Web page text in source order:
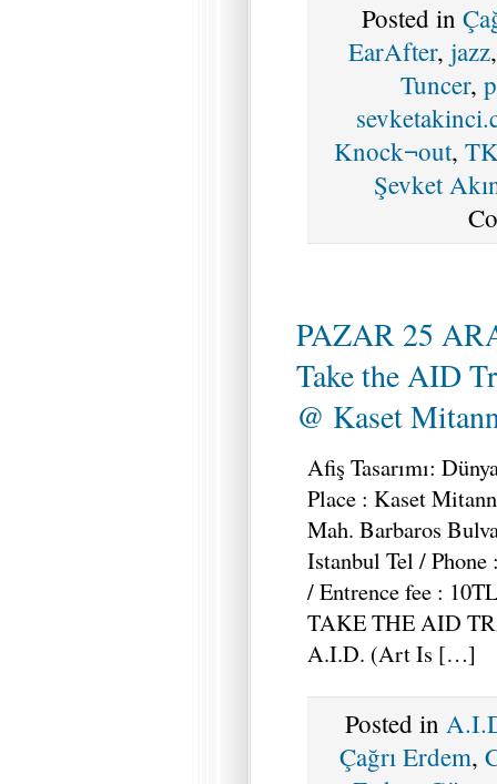
Posted in
EarAfter, jazz
Tuncer,
Knock¬out,
Şevket
PAZAR 25
Take the AID
@ Kaset
Afiş Tasarımı:
Place : Kaset
Mah. Barbaros
Istanbul Tel /
/ Entrence fee :
TAKE THE AID
A.I.D. (Art Is […]
Posted in
Çağrı Erdem,